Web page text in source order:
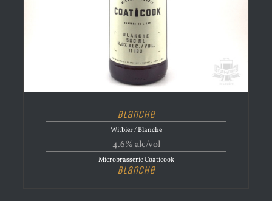
Blanche
Witbier / Blanche
4.6% alc/vol
Microbrasserie Coaticook
Blanche